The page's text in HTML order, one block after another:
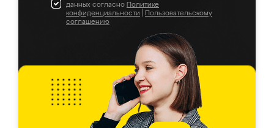
данных согласно Политике
конфиденциальности
Пользовательскому
соглашению